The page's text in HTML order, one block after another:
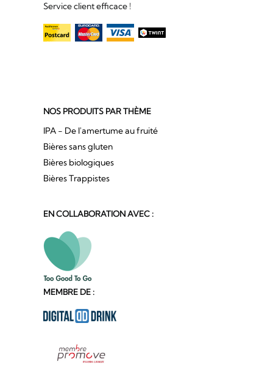
Service client efficace !
NOS PRODUITS PAR THÈME
IPA - De l'amertume au fruité
Bières sans gluten
Bières biologiques
Bières Trappistes
EN COLLABORATION AVEC :
MEMBRE DE :